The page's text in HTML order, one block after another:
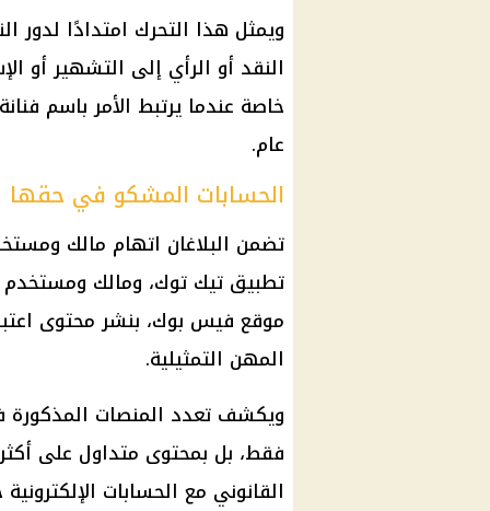
ويمثل هذا التحرك امتدادًا لدور
النقد أو الرأي إلى التشهير أو
خاصة عندما يرتبط الأمر باسم
عام.
الحسابات المشكو في حقها
تطبيق تيك توك
موقع فيس بوك، بنشر محتوى
المهن التمثيلية.
ويكشف تعدد المنصات المذكورة
فقط، بل بمحتوى متداول على
القانوني مع الحسابات